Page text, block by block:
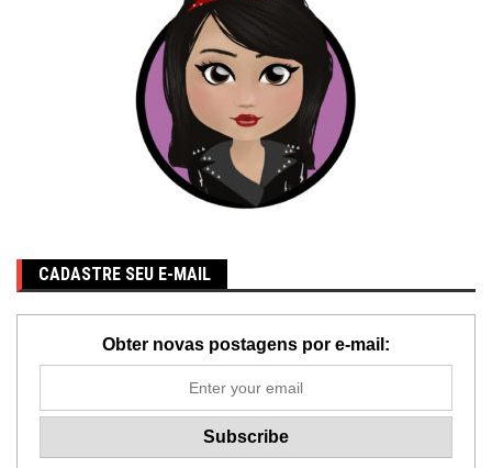
CADASTRE SEU E-MAIL
Obter novas postagens por e-mail: